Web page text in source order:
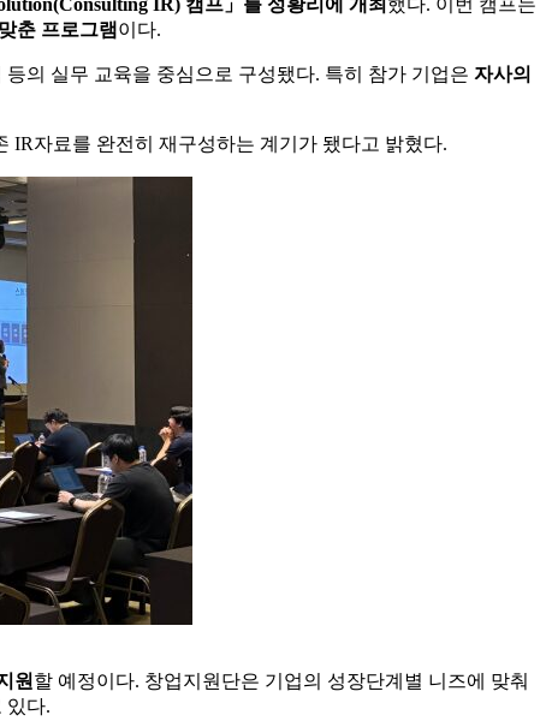
춘 프로그램이다.
의 실무 교육을 중심으로 구성됐다. 특히 참가 기업은 자사의
IR자료를 완전히 재구성하는 계기가 됐다고 밝혔다.
원 할 예정이다. 창업지원단은 기업의 성장단계별 니즈에 맞춰
있다.